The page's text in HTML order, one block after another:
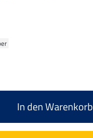
In den Warenkorb